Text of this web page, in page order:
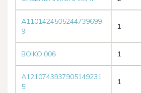
A1101424505244739699
9
1
BOIKO.006 1
A1210743937905149231
5
1